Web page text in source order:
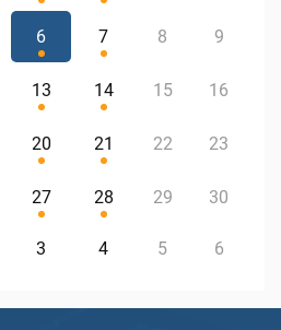
6 7 8 9
13 14 15 16
20 21 22 23
27 28 29 30
3 4 5 6